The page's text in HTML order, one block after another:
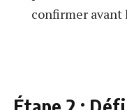
confirmer avant